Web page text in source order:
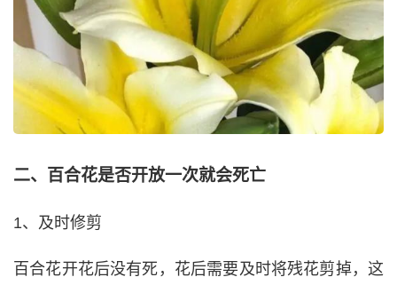
二、百合花是否开放一次就会死亡
1、及时修剪
百合花开花后没有死，花后需要及时将残花剪掉，这